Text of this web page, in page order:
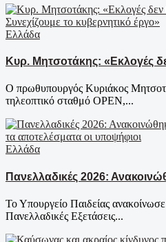
Ελλάδα
Κυρ. Μητσοτάκης: «Εκλογές
Ο πρωθυπουργός Κυριάκος
τηλεοπτικό σταθμό OPEN,...
Ελλάδα
Πανελλαδικές 2026:
Το Υπουργείο Παιδείας ανακοίνωσε
Πανελλαδικές Εξετάσεις...